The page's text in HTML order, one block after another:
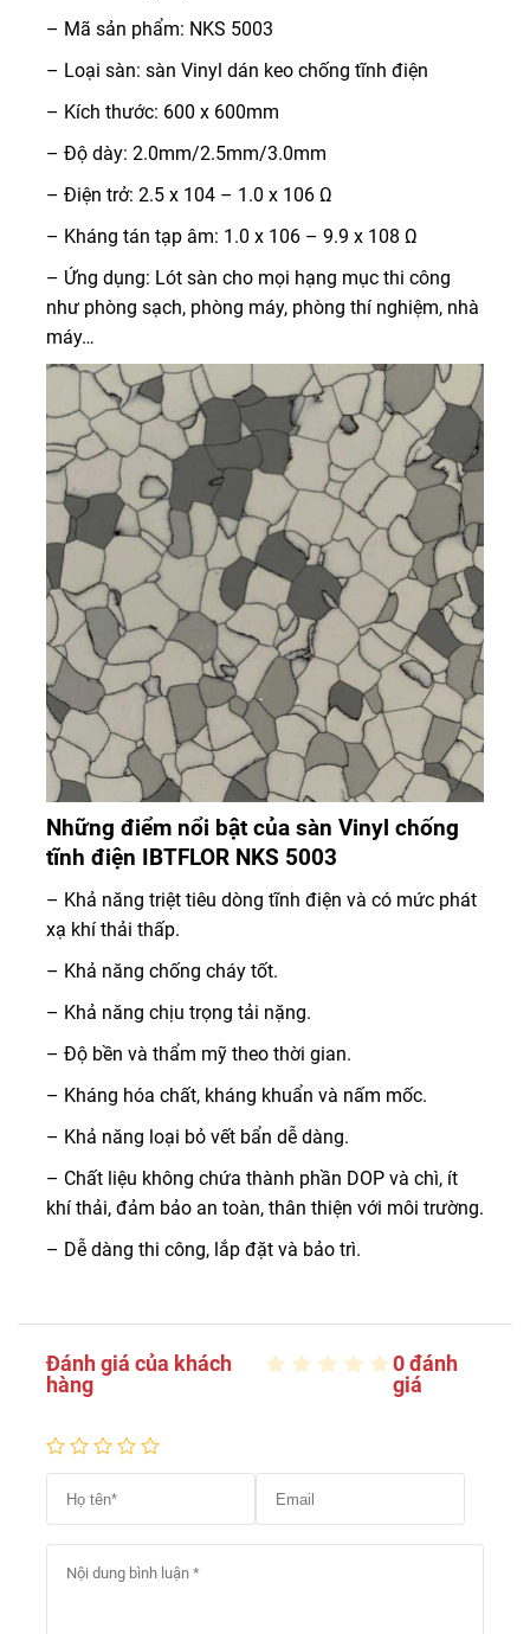
– Mã sản phẩm: NKS 5003
– Loại sàn: sàn Vinyl dán keo chống tĩnh điện
– Kích thước: 600 x 600mm
– Độ dày: 2.0mm/2.5mm/3.0mm
– Điện trở: 2.5 x 104 – 1.0 x 106 Ω
– Kháng tán tạp âm: 1.0 x 106 – 9.9 x 108 Ω
– Ứng dụng: Lót sàn cho mọi hạng mục thi công
như phòng sạch, phòng máy, phòng thí nghiệm, nhà
máy…
Những điểm nổi bật của sàn Vinyl chống
tĩnh điện IBTFLOR NKS 5003
– Khả năng triệt tiêu dòng tĩnh điện và có mức phát
xạ khí thải thấp.
– Khả năng chống cháy tốt.
– Khả năng chịu trọng tải nặng.
– Độ bền và thẩm mỹ theo thời gian.
– Kháng hóa chất, kháng khuẩn và nấm mốc.
– Khả năng loại bỏ vết bẩn dễ dàng.
– Chất liệu không chứa thành phần DOP và chì, ít
khí thải, đảm bảo an toàn, thân thiện với môi trường.
– Dễ dàng thi công, lắp đặt và bảo trì.
Đánh giá của khách
hàng
0 đánh
giá